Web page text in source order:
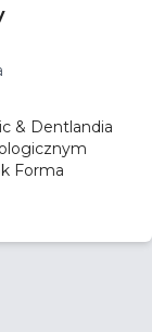
& Dentlandia